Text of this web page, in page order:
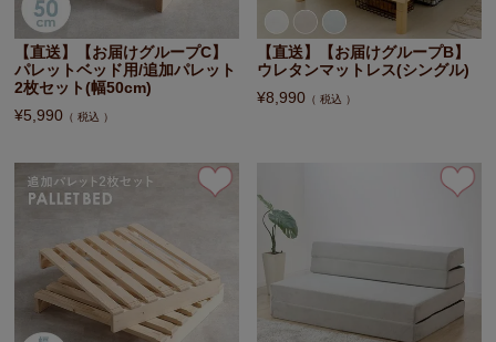
【直送】【お届けグループC】
パレットベッド用/追加パレット
2枚セット(幅50cm)
¥5,990 税込
【直送】【お届けグループB】
ウレタンマットレス(シングル)
¥8,990 税込